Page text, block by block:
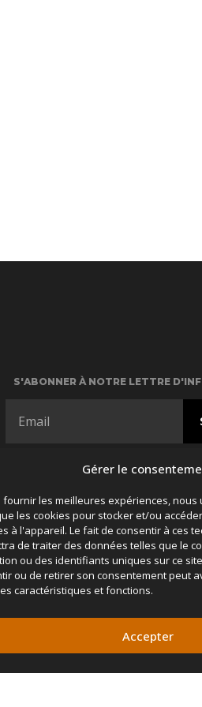
Gérer le
fournir les meilleures expériences, nous
les cookies pour stocker et/ou
à l'appareil. Le fait de consentir à ces
de traiter des données telles que le
ou des identifiants uniques sur ce
ou de retirer son consentement peut
caractéristiques et fonctions.
Accepter
S'ABONNER À NOTRE LETTRE